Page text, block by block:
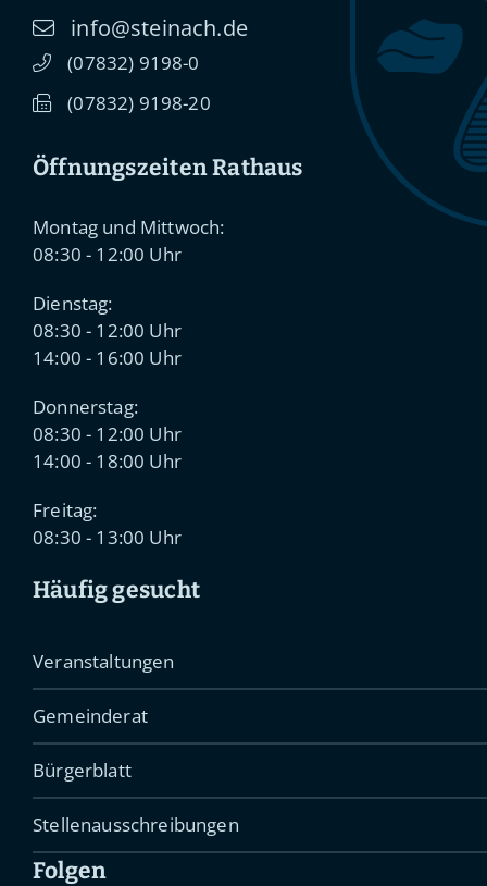
info@steinach.de
(07832) 91 98-0
(07832) 91 98-20
Öffnungszeiten Rathaus
Montag und Mittwoch:
08:30 - 12:00 Uhr
Dienstag:
08:30 - 12:00 Uhr
14:00 - 16:00 Uhr
Donnerstag:
08:30 - 12:00 Uhr
14:00 - 18:00 Uhr
Freitag:
08:30 - 13:00 Uhr
Häufig gesucht
Veranstaltungen
Gemeinderat
Bürgerblatt
Stellenausschreibungen
Folgen